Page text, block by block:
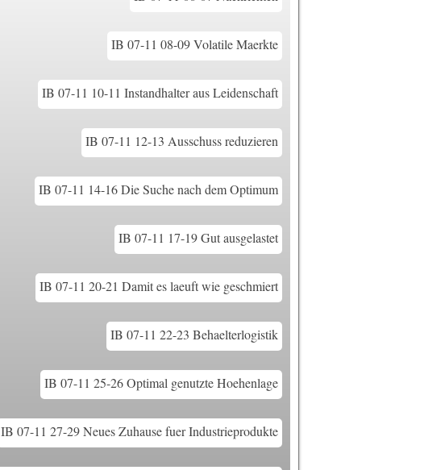
IB 07-11 08-09 Volatile Maerkte
IB 07-11 10-11 Instandhalter aus Leidenschaft
IB 07-11 12-13 Ausschuss reduzieren
IB 07-11 14-16 Die Suche nach dem Optimum
IB 07-11 17-19 Gut ausgelastet
IB 07-11 20-21 Damit es laeuft wie geschmiert
IB 07-11 22-23 Behaelterlogistik
IB 07-11 25-26 Optimal genutzte Hoehenlage
IB 07-11 27-29 Neues Zuhause fuer Industrieprodukte